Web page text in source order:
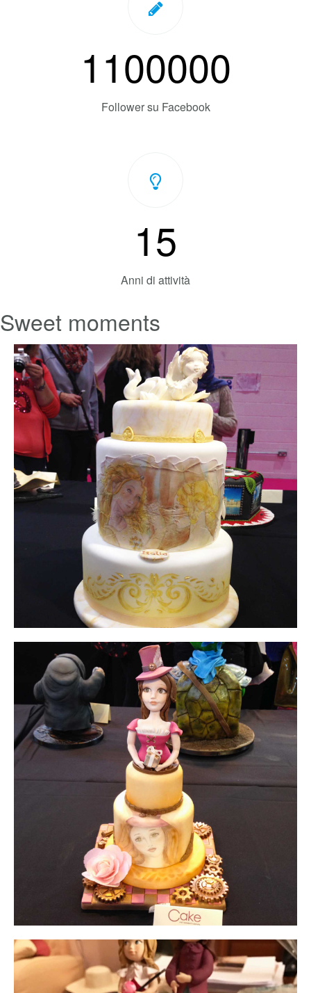
4000
Persone formate
1100000
Follower su Facebook
15
Anni di attività
Sweet moments